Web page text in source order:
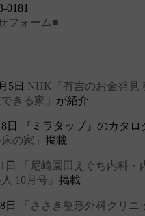
0181
フォーム■
5日 NHK『有吉のお金発見
できる家」 が紹介
日 『ミラタップ』のカタロ
の家」 掲載
日
「尼崎園田えぐち内科・
人 10月号』 掲載
日 「ささき整形外科クリニ